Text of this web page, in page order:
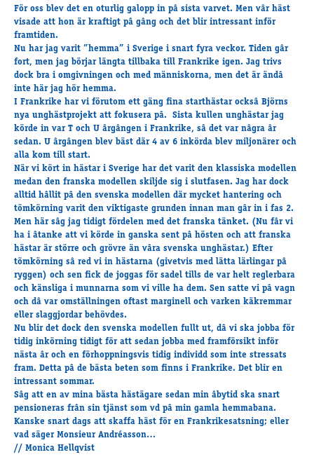
För oss blev det en oturlig galopp in pâ sista varvet. Men vâr häst
visade att hon är kraftigt pâ gâng och det blir intressant inför
framtiden.
Nu har jag varit ”hemma” i Sverige i snart fyra veckor. Tiden gâr
fort, men jag börjar längta tillbaka till Frankrike igen. Jag trivs
dock bra i omgivningen och med människorna, men det är ändâ
inte här jag hör hemma.
I Frankrike har vi förutom ett gäng fina starthästar ocksâ Björns
nya unghästprojekt att fokusera pâ. Sista kullen unghästar jag
körde in var T och U ârgângen i Frankrike, sâ det var nâgra âr
sedan. U ârgângen blev bäst där 4 av 6 inkörda blev miljonärer och
alla kom till start.
När vi kört in hästar i Sverige har det varit den klassiska modellen
medan den franska modellen skiljde sig i slutfasen. Jag har dock
alltid hâllit pâ den svenska modellen där mycket hantering och
tömkörning varit den viktigaste grunden innan man gâr in i fas 2.
Men här sâg jag tidigt fördelen med det franska tänket. (Nu fâr vi
ha i âtanke att vi körde in ganska sent pâ hösten och att franska
hästar är större och grövre än vâra svenska unghästar.) Efter
tömkörning sâ red vi in hästarna (givetvis med lätta lärlingar pâ
ryggen) och sen fick de joggas för sadel tills de var helt reglerbara
och känsliga i munnarna som vi ville ha dem. Sen satte vi pâ vagn
och dâ var omställningen oftast marginell och varken käkremmar
eller slaggjordar behövdes.
Nu blir det dock den svenska modellen fullt ut, dâ vi ska jobba för
tidig inkörning tidigt för att sedan jobba med framförsikt inför
nästa âr och en förhoppningsvis tidig individd som inte stressats
fram. Detta pâ de bästa beten som finns i Frankrike. Det blir en
intressant sommar.
Sâg att en av mina bästa hästägare sedan min âbytid ska snart
pensioneras frân sin tjänst som vd pâ min gamla hemmabana.
Kanske snart dags att skaffa häst för en Frankrikesatsning; eller
vad säger Monsieur Andréasson…
// Monica Hellqvist